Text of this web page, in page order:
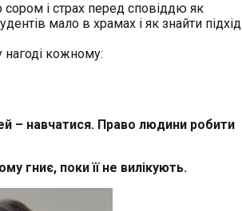
сором і страх перед сповіддю як
мало в храмах і як знайти підхід
нагоді кожному:
– навчатися. Право людини робити
гниє, поки її не вилікують.